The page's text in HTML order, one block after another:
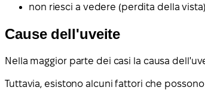
non riesci a vedere (perdita della vista)
Cause dell'uveite
Nella maggior parte dei casi la causa
Tuttavia, esistono alcuni fattori che